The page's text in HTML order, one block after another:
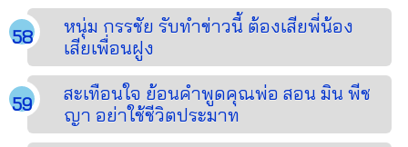
หนุ่ม กรรชัย รับทำข่าวนี้ ต้องเสียพี่น้อง
เสียเพื่อนฝูง
สะเทือนใจ ย้อนคำพูดคุณพ่อ สอน มิน พีช
ญา อย่าใช้ชีวิตประมาท